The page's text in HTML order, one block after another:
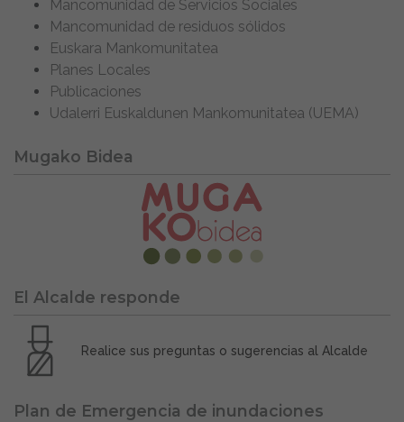
Mancomunidad de Servicios Sociales
Mancomunidad de residuos sólidos
Euskara Mankomunitatea
Planes Locales
Publicaciones
Udalerri Euskaldunen Mankomunitatea (UEMA)
Mugako Bidea
El Alcalde responde
Realice sus preguntas o sugerencias al Alcalde
Plan de Emergencia de inundaciones